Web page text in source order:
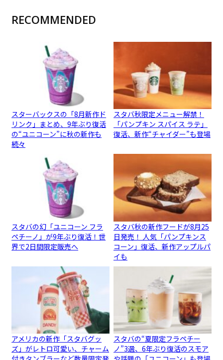
RECOMMENDED
スターバックスの「8月新作ド
リンク」まとめ、9年ぶり復活
の“ユニコーン”に秋の新作も
続々
スタバ秋限定メニュー解禁！
「パンプキン スパイス ラテ」
復活、新作“チャイダー”も登場
スタバの幻「ユニコーン フラ
ペチーノ」が9年ぶり復活！世
界で2日間限定販売へ
スタバ秋の新作フードが8月25
日発売！ 人気「パンプキンス
コーン」復活、新作アップルパ
イも
アメリカの新作「スタバグッ
ズ」がレトロ可愛い、チャーム
スタバの“夏限定フラペチー
ノ”3選、6年ぶり復活のスモア